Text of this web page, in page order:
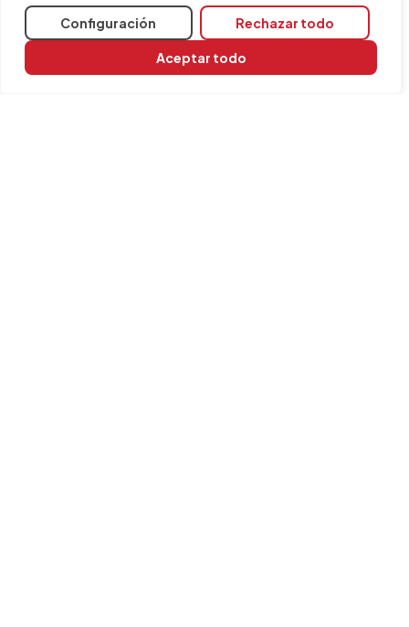
Configuración Rechazar todo
Aceptar todo